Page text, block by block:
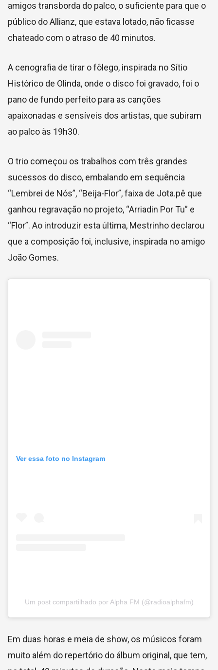
amigos transborda do palco, o suficiente para que o
público do Allianz, que estava lotado, não ficasse
chateado com o atraso de 40 minutos.
A cenografia de tirar o fôlego, inspirada no Sítio
Histórico de Olinda, onde o disco foi gravado, foi o
pano de fundo perfeito para as canções
apaixonadas e sensíveis dos artistas, que subiram
ao palco às 19h30.
O trio começou os trabalhos com três grandes
sucessos do disco, embalando em sequência
“Lembrei de Nós”, “Beija-Flor”, faixa de Jota.pê que
ganhou regravação no projeto, “Arriadin Por Tu” e
“Flor”. Ao introduzir esta última, Mestrinho declarou
que a composição foi, inclusive, inspirada no amigo
João Gomes.
Ver essa foto no Instagram
Um post compartilhado por Alpha FM (@radioalphafm)
Em duas horas e meia de show, os músicos foram
muito além do repertório do álbum original, que tem,